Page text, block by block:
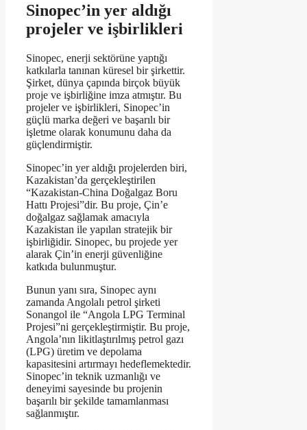
Sinopec’in yer aldığı
projeler ve işbirlikleri
Sinopec, enerji sektörüne yaptığı
katkılarla tanınan küresel bir şirkettir.
Şirket, dünya çapında birçok büyük
proje ve işbirliğine imza atmıştır. Bu
projeler ve işbirlikleri, Sinopec’in
güçlü marka değeri ve başarılı bir
işletme olarak konumunu daha da
güçlendirmiştir.
Sinopec’in yer aldığı projelerden biri,
Kazakistan’da gerçekleştirilen
“Kazakistan-China Doğalgaz Boru
Hattı Projesi”dir. Bu proje, Çin’e
doğalgaz sağlamak amacıyla
Kazakistan ile yapılan stratejik bir
işbirliğidir. Sinopec, bu projede yer
alarak Çin’in enerji güvenliğine
katkıda bulunmuştur.
Bunun yanı sıra, Sinopec aynı
zamanda Angolalı petrol şirketi
Sonangol ile “Angola LPG Terminal
Projesi”ni gerçekleştirmiştir. Bu proje,
Angola’nın likitlaştırılmış petrol gazı
(LPG) üretim ve depolama
kapasitesini artırmayı hedeflemektedir.
Sinopec’in teknik uzmanlığı ve
deneyimi sayesinde bu projenin
başarılı bir şekilde tamamlanması
sağlanmıştır.